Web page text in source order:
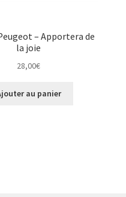
– Apportera de
la joie
28,00€
au panier